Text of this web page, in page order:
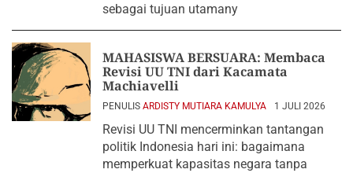
sebagai tujuan utamany
MAHASISWA BERSUARA: Membaca
Revisi UU TNI dari Kacamata
Machiavelli
PENULIS ARDISTY MUTIARA KAMULYA 1 JULI 2026
Revisi UU TNI mencerminkan tantangan
politik Indonesia hari ini: bagaimana
memperkuat kapasitas negara tanpa